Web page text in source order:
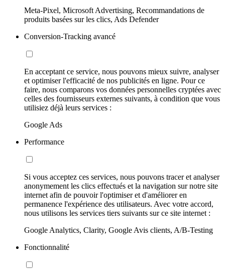
Meta-Pixel, Microsoft Advertising, Recommandations de
produits basées sur les clics, Ads Defender
Conversion-Tracking avancé
En acceptant ce service, nous pouvons mieux suivre, analyser
et optimiser l'efficacité de nos publicités en ligne. Pour ce
faire, nous comparons vos données personnelles cryptées avec
celles des fournisseurs externes suivants, à condition que vous
utilisiez déjà leurs services :
Google Ads
Performance
Si vous acceptez ces services, nous pouvons tracer et analyser
anonymement les clics effectués et la navigation sur notre site
internet afin de pouvoir l'optimiser et d'améliorer en
permanence l'expérience des utilisateurs. Avec votre accord,
nous utilisons les services tiers suivants sur ce site internet :
Google Analytics, Clarity, Google Avis clients, A/B-Testing
Fonctionnalité